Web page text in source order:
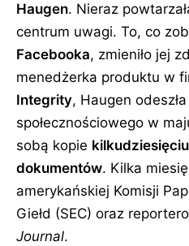
Haugen. Nieraz
centrum uwagi. To, co
Facebooka, zmieniło jej
menedżerka produktu w
Integrity, Haugen
społecznościowego w
sobą kopie
dokumentów. Kilka
amerykańskiej Komisji
Giełd (SEC) oraz
Journal.